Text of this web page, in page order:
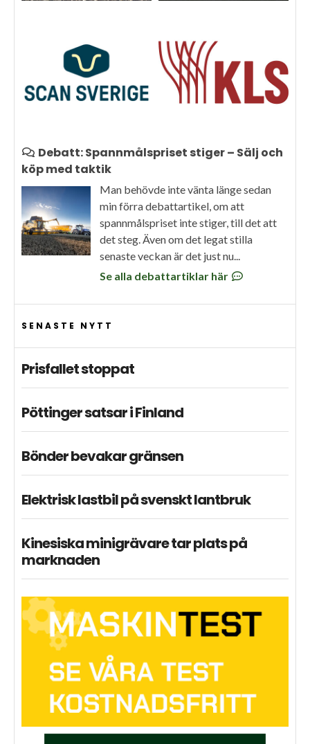
Debatt: Spannmålspriset stiger – Sälj och
köp med taktik
Man behövde inte vänta länge sedan
min förra debattartikel, om att
spannmålspriset inte stiger, till det att
det steg. Även om det legat stilla
senaste veckan är det just nu...
Se alla debattartiklar här
SENASTE NYTT
Prisfallet stoppat
Pöttinger satsar i Finland
Bönder bevakar gränsen
Elektrisk lastbil på svenskt lantbruk
Kinesiska minigrävare tar plats på
marknaden